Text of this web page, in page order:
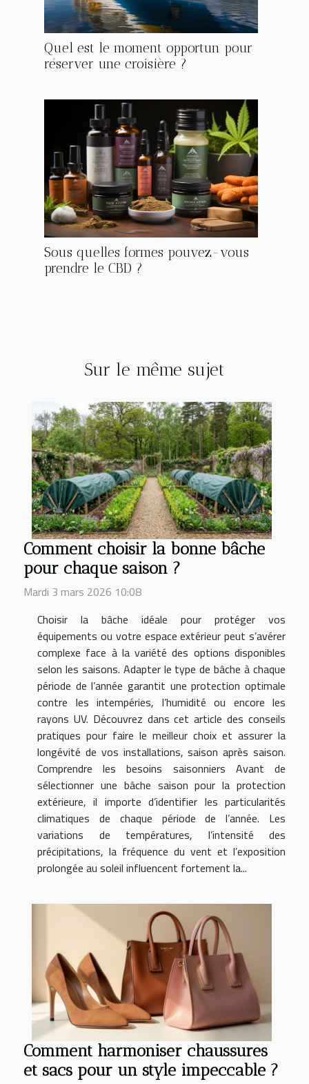
Quel est le moment opportun pour
réserver une croisière ?
Sous quelles formes pouvez-vous
prendre le CBD ?
Sur le même sujet
Comment choisir la bonne bâche
pour chaque saison ?
Mardi 3 mars 2026 10:08
Choisir la bâche idéale pour protéger vos
équipements ou votre espace extérieur peut s’avérer
complexe face à la variété des options disponibles
selon les saisons. Adapter le type de bâche à chaque
période de l’année garantit une protection optimale
contre les intempéries, l’humidité ou encore les
rayons UV. Découvrez dans cet article des conseils
pratiques pour faire le meilleur choix et assurer la
longévité de vos installations, saison après saison.
Comprendre les besoins saisonniers Avant de
sélectionner une bâche saison pour la protection
extérieure, il importe d’identifier les particularités
climatiques de chaque période de l’année. Les
variations de températures, l’intensité des
précipitations, la fréquence du vent et l’exposition
prolongée au soleil influencent fortement la...
Comment harmoniser chaussures
et sacs pour un style impeccable ?